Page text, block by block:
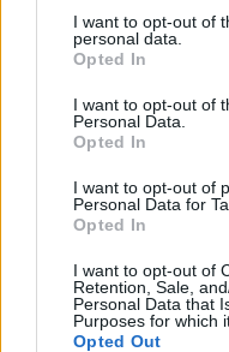
I want to opt-out of
personal data.
Opted In
I want to opt-out of
Personal Data.
Opted In
I want to opt-out of
Personal Data for
Opted In
I want to opt-out of
Retention, Sale,
Personal Data that
Purposes for which
Opted Out
Ρήγα.
Ο Γιώργος
προσπάθεια,
να αρνηθεί τον
τον είδαν εκείνη
παπούτσια που